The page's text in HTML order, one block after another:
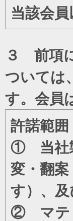
当該会
３ 前項
ついては
す。会員
許諾範囲
① 当社
変・翻
す）、
② マテ